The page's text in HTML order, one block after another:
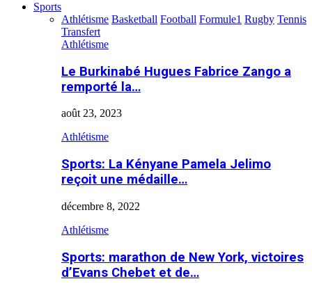
Sports
Athlétisme Basketball Football Formule1 Rugby Tennis
Transfert
Athlétisme
Le Burkinabé Hugues Fabrice Zango a
remporté la…
août 23, 2023
Athlétisme
Sports: La Kényane Pamela Jelimo
reçoit une médaille…
décembre 8, 2022
Athlétisme
Sports: marathon de New York, victoires
d’Evans Chebet et de…